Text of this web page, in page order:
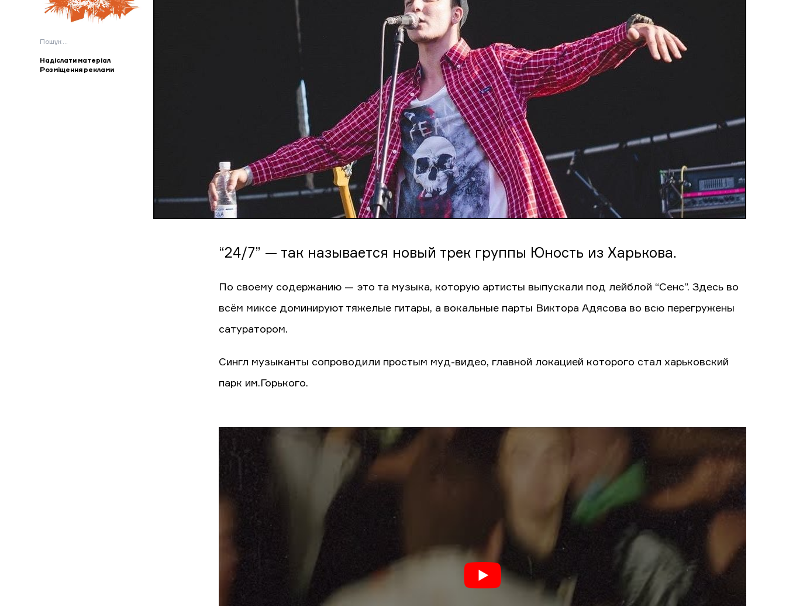
Пошук:
Надіслати матеріал
Розміщення реклами
“24/7” — так называется новый трек группы Юность из Харькова.
По своему содержанию — это та музыка, которую артисты выпускали под лейблой “Сенс”. Здесь во
всём миксе доминируют тяжелые гитары, а вокальные парты Виктора Адясова во всю перегружены
сатуратором.
Сингл музыканты сопроводили простым муд-видео, главной локацией которого стал харьковский
парк им.Горького.